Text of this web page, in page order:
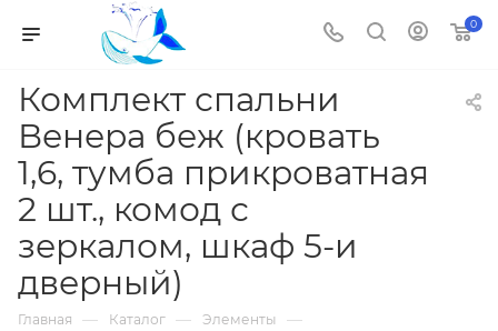
0
Комплект спальни
Венера беж (кровать
1,6, тумба прикроватная
2 шт., комод с
зеркалом, шкаф 5-и
дверный)
Главная — Каталог — Элементы —